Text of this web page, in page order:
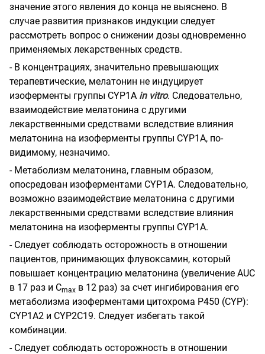
значение этого явления до конца не выяснено. В
случае развития признаков индукции следует
рассмотреть вопрос о снижении дозы одновременно
применяемых лекарственных средств.
- В концентрациях, значительно превышающих
терапевтические, мелатонин не индуцирует
изоферменты группы CYP1A in vitro. Следовательно,
взаимодействие мелатонина с другими
лекарственными средствами вследствие влияния
мелатонина на изоферменты группы CYP1A, по-
видимому, незначимо.
- Метаболизм мелатонина, главным образом,
опосредован изоферментами CYP1A. Следовательно,
возможно взаимодействие мелатонина с другими
лекарственными средствами вследствие влияния
мелатонина на изоферменты группы CYP1A.
- Следует соблюдать осторожность в отношении
пациентов, принимающих флувоксамин, который
повышает концентрацию мелатонина (увеличение AUC
в 17 раз и Сmax в 12 раз) за счет ингибирования его
метаболизма изоферментами цитохрома Р450 (CYP):
CYP1A2 и CYP2C19. Следует избегать такой
комбинации.
- Следует соблюдать осторожность в отношении